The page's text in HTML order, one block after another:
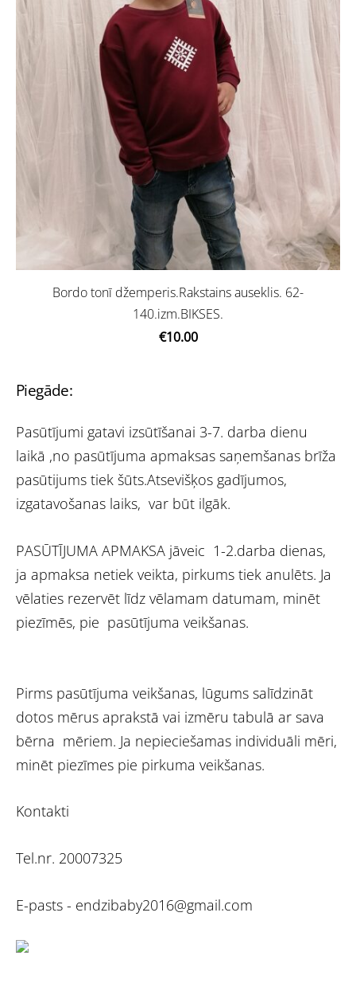
Piegāde:
Pasūtījumi gatavi izsūtīšanai 3-7. darba dienu
laikā ,no pasūtījuma apmaksas saņemšanas brīža
pasūtijums tiek šūts.Atsevišķos gadījumos,
izgatavošanas laiks, var būt ilgāk.
PASŪTĪJUMA APMAKSA jāveic 1-2.darba dienas,
ja apmaksa netiek veikta, pirkums tiek anulēts. Ja
vēlaties rezervēt līdz vēlamam datumam, minēt
piezīmēs, pie pasūtījuma veikšanas.
Pirms pasūtījuma veikšanas, lūgums salīdzināt
dotos mērus aprakstā vai izmēru tabulā ar sava
bērna mēriem. Ja nepieciešamas individuāli mēri,
minēt piezīmes pie pirkuma veikšanas.
Kontakti
Tel.nr. 20007325
E-pasts - endzibaby2016@gmail.com
Bordo tonī džemperis.Rakstains auseklis. 62-
140.izm.BIKSES.
€10.00